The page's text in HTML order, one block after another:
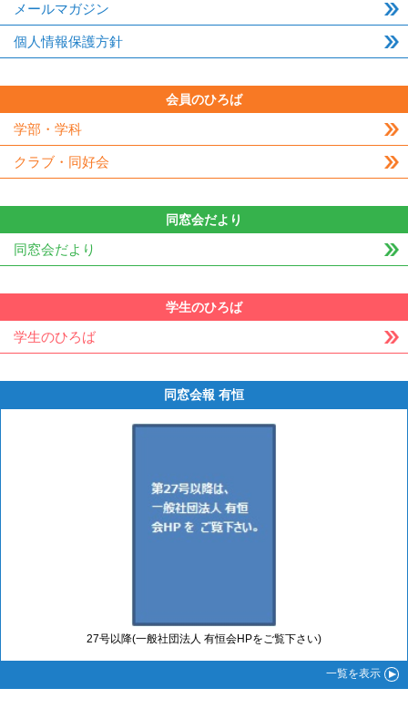
メールマガジン
個人情報保護方針
会員のひろば
学部・学科
クラブ・同好会
同窓会だより
同窓会だより
学生のひろば
学生のひろば
同窓会報 有恒
27号以降(一般社団法人 有恒会HPをご覧下さい)
一覧を表示